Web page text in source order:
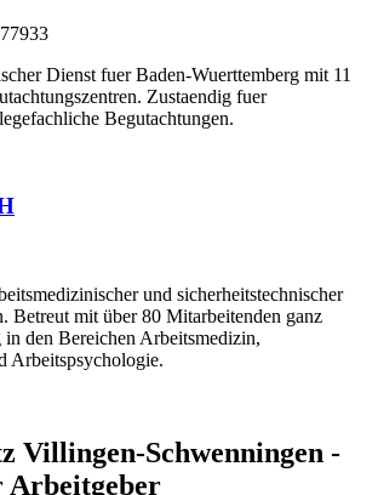
Dienst fuer Baden-Wuerttemberg mit 11
Zustaendig fuer
Begutachtungen.
und sicherheitstechnischer
Betreut mit über 80 Mitarbeitenden ganz
den Bereichen Arbeitsmedizin,
Arbeitspsychologie.
Villingen-Schwenningen -